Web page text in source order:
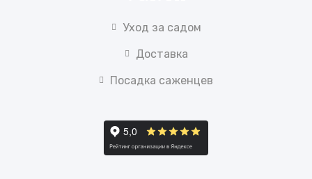
Уход за садом
Доставка
Посадка саженцев